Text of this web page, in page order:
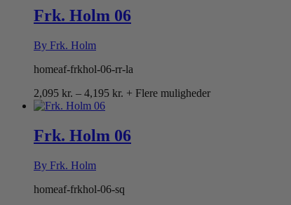
4,095 kr.
Frk. Holm 06
By Frk. Holm
homeaf-frkhol-06-rr-la
2,095 kr. – 4,195 kr. Prisinterval:
4,195 kr.
+ Flere muligheder
Frk. Holm 06
By Frk. Holm
homeaf-frkhol-06-sq